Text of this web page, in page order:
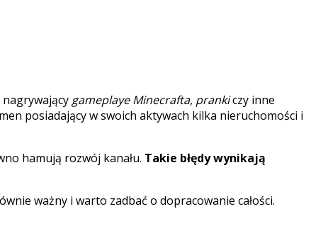
gameplaye Minecrafta, prankiczy inne
posiadający w swoich aktywach kilka nieruchomości i
hamują rozwój kanału. Takie błędy wynikają
ważny i warto zadbać o dopracowanie całości.